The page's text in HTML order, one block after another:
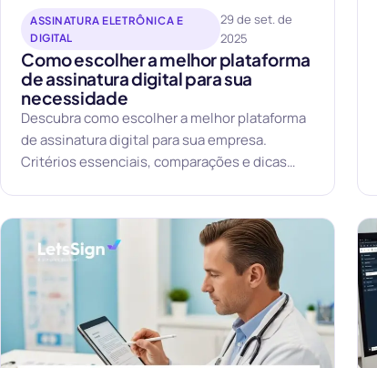
ASSINATURA ELETRÔNICA E
DIGITAL
29 de set. de
2025
Como escolher a melhor plataforma
de assinatura digital para sua
necessidade
Descubra como escolher a melhor plataforma
de assinatura digital para sua empresa.
Critérios essenciais, comparações e dicas